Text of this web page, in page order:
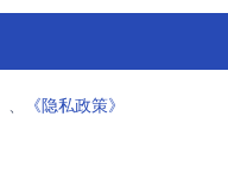
、 《隐私政策》